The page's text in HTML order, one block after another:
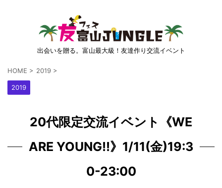
出会いを贈る。富山最大級！友達作り交流イベント
HOME > 2019 >
2019
20代限定交流イベント《WE
ARE YOUNG!!》1/11(金)19:3
0-23:00